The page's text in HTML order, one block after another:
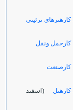
تزئيني
كارحمل ونقل
كارصنعت
(اسفند